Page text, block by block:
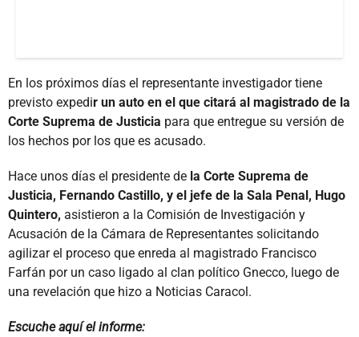
En los próximos días el representante investigador tiene
previsto expedir un auto en el que citará al magistrado de la
Corte Suprema de Justicia para que entregue su versión de
los hechos por los que es acusado.
Hace unos días el presidente de la Corte Suprema de
Justicia, Fernando Castillo, y el jefe de la Sala Penal, Hugo
Quintero, asistieron a la Comisión de Investigación y
Acusación de la Cámara de Representantes solicitando
agilizar el proceso que enreda al magistrado Francisco
Farfán por un caso ligado al clan político Gnecco, luego de
una revelación que hizo a Noticias Caracol.
Escuche aquí el informe: